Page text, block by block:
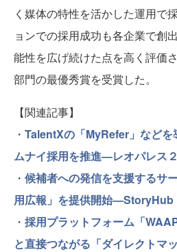
く媒体の特性を活かした運用で
ョンでの採用成功も各企業で創
能性を広げ続けた点を高く評価
部門の最優秀賞を受賞した。
【関連記事】
・ TalentXの「MyRefer」など
ムナイ採用を推進—レオパレス
・ 候補者への発信を支援するサ
用広報」を提供開始—StoryHub
・ 採用プラットフォーム「
と直接つながる「ダイレクトマ